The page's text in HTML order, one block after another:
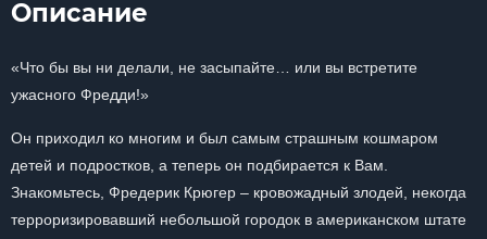
Описание
«Что бы вы ни делали, не засыпайте… или вы встретите
ужасного Фредди!»
Он приходил ко многим и был самым страшным кошмаром
детей и подростков, а теперь он подбирается к Вам.
Знакомьтесь, Фредерик Крюгер – кровожадный злодей, некогда
терроризировавший небольшой городок в американском штате